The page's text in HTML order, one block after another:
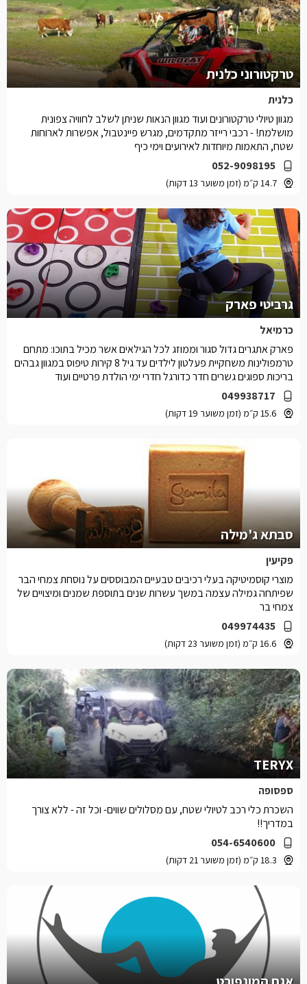
טרקטורוני כלנית
כלנית
052-9098195
14.7 ק״מ (זמן משוער 13 דקות)
מגוון טיולי טרקטורונים ועוד מגוון הנאות שניתן לשלב לחוויה צפונית
מושלמת! - רכבי רייזר מתקדמים, מגרש פיינטבול, אפשרות לארוחות
שטח, התאמות מיוחדות לאירועים וימי כיף
גרביטי פארק
כרמיאל
049938717
15.6 ק״מ (זמן משוער 19 דקות)
פארק אתגרים גדול סגור וממוזג לכל הגילאים אשר מכיל בתוכו: מתחם
טרמפולינות משחקיית פעלטון לילדים עד גיל 8 קירות טיפוס במגוון גבהים
בריכות ספוגים גשרים חדר כדורגל חדרי ימי הולדת פרטיים ועוד
סבתא ג'מילה
פקיעין
049974435
16.6 ק״מ (זמן משוער 23 דקות)
מוצרי קוסמיטיקה בעלי רכיבים טבעיים המבוססים על נוסחת צמחי הבר
שפיתחה גמילה עצמה במשך עשרות שנים בתוספת שמנים ומיצויים של
צמחי בר
TERYX
ספסופה
054-6540600
18.3 ק״מ (זמן משוער 21 דקות)
השכרת כלי רכב לטיולי שטח, עם מסלולים שווים- וכל זה - ללא צורך
במדריך!!